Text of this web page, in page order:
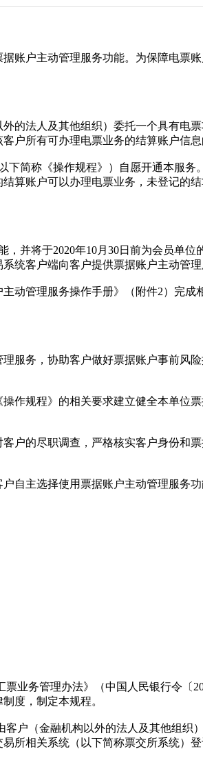
户主动管理服务功能。为保障电票
法人及其他组织）委托一个具有电
户所有可办理电票业务的结算账户信
简称《操作规程》）自愿开通本服务
算账户可以办理电票业务，未登记的
并将于2020年10月30日前为会员单位
统客户端向客户提供票据账户主动管
管理服务操作手册》（附件2）完成
务，协助客户做好票据账户事前风
规程》的相关要求建立健全本单位
的尽职调查，严格核实客户身份和
主选择使用票据账户主动管理服务
业务管理办法》（中国人民银行令〔
度，制定本规程。
户（金融机构以外的法人及其他组织
所相关系统（以下简称票交所系统）